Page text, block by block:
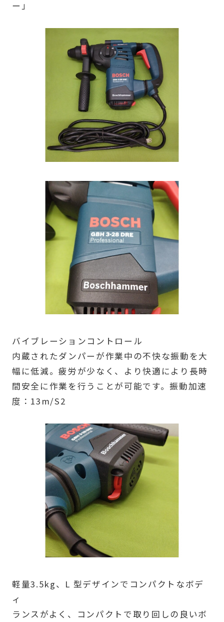
ー」
バイブレーションコントロール
内蔵されたダンパーが作業中の不快な振動を大
幅に低減。疲労が少なく、より快適により長時
間安全に作業を行うことが可能です。振動加速
度：13m/S2
軽量3.5kg、L 型デザインでコンパクトなボデ
ィ
ランスがよく、コンパクトで取り回しの良いボ